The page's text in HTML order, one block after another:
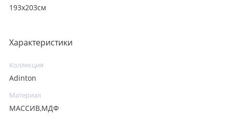
193х203см
Характеристики
Коллекция
Adinton
Материал
МАССИВ,МДФ